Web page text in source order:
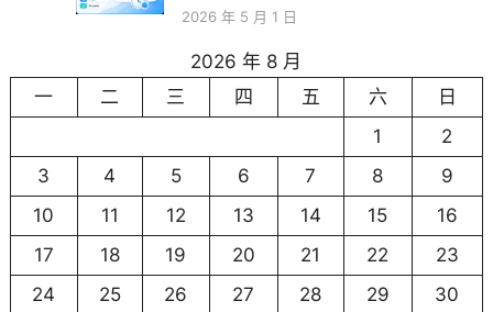
2026 年 5 月 1 日
2026 年 8 月
一
二 三 四 五 六
日
1
2
3
4 5 6 7 8
9
10
11 12 13 14 15
16
17
18 19 20 21 22
23
24
25 26 27 28 29
30